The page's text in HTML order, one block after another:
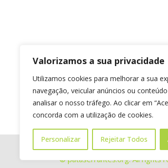
Valorizamos a sua privacidade
Utilizamos cookies para melhorar a sua
navegação, veicular anúncios ou
analisar o nosso tráfego. Ao clicar em
concorda com a utilização de cookies.
Personalizar Rejeitar Todos
© pataserrantes.org. All rights